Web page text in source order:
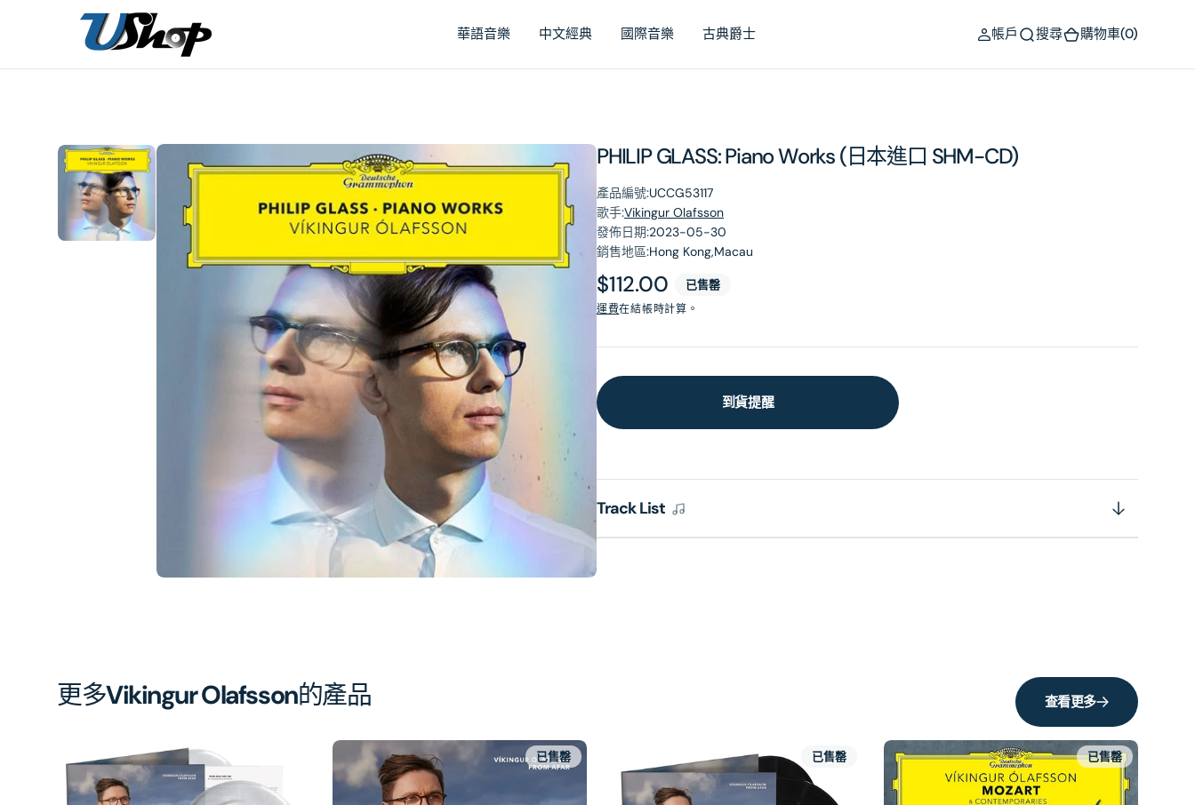
華語音樂 中文經典 國際音樂 古典爵士 帳戶 搜尋 購物車(0)
PHILIP GLASS: Piano Works (日本進口 SHM-CD)
產品編號:UCCG53117
歌手:Vikingur Olafsson
發佈日期:2023-05-30
銷售地區:Hong Kong,Macau
原
價
$112.00 已售罄
運費在結帳時計算。
到貨提醒
Track List
在
相
簿
中
開
啟
1
更多Vikingur Olafsson的產品 查看更多
已售罄 已售罄 已售罄